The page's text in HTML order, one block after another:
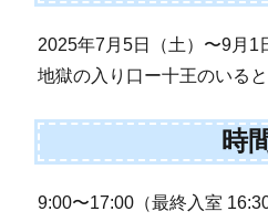
2025年7月5日（土）〜9月1
地獄の入り口ー十王のいる
時
9:00〜17:00（最終入室 16:30